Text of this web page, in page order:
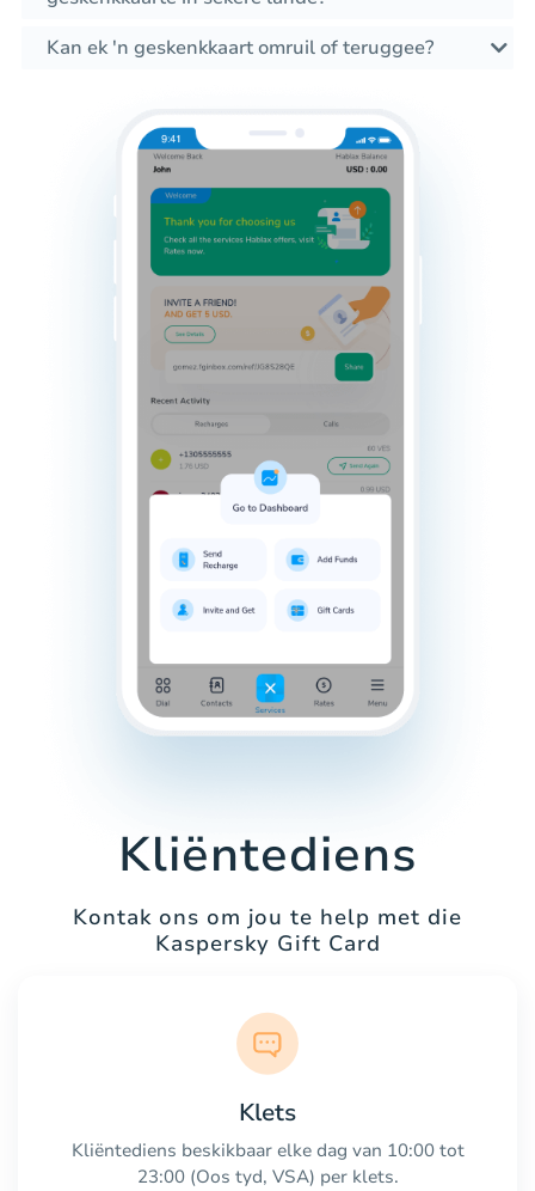
Kan ek 'n geskenkkaart omruil of teruggee?
Kliëntediens
Kontak ons om jou te help met die
Kaspersky Gift Card
Klets
Kliëntediens beskikbaar elke dag van 10:00 tot
23:00 (Oos tyd, VSA) per klets.